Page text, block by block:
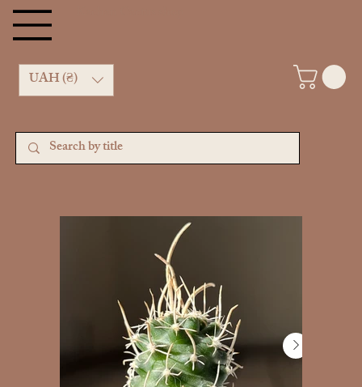
UAH (₴)